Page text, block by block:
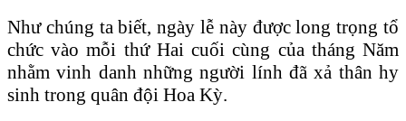
Như chúng ta biết, ngày lễ này được long trọng tổ
chức vào mỗi thứ Hai cuối cùng của tháng Năm
nhằm vinh danh những người lính đã xả thân hy
sinh trong quân đội Hoa Kỳ.